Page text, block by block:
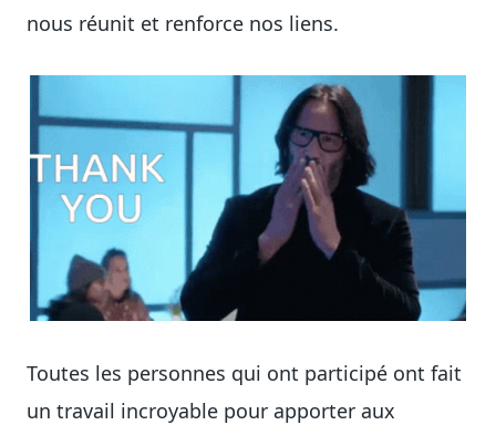
nous réunit et renforce nos liens.
Toutes les personnes qui ont participé ont fait
un travail incroyable pour apporter aux